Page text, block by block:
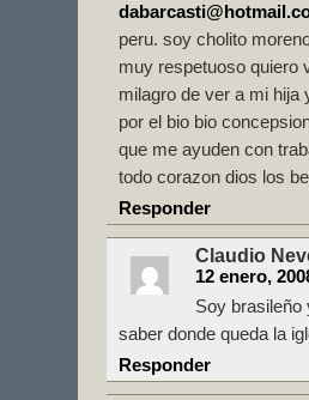
peru. soy cholito
muy respetuoso quiero
milagro de ver a mi hija
por el bio bio
que me ayuden con
todo corazon dios los
Responder
Claudio
12 enero,
Soy brasileño
saber donde queda la
Responder